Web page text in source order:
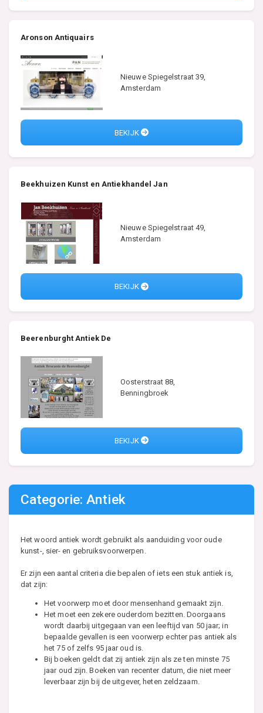
Aronson Antiquairs
Nieuwe Spiegelstraat 39,
Amsterdam
BEKIJK
Beekhuizen Kunst en Antiekhandel Jan
Nieuwe Spiegelstraat 49,
Amsterdam
BEKIJK
Beerenburght Antiek De
Oosterstraat 88,
Benningbroek
BEKIJK
Categorie: Antiek
Het woord antiek wordt gebruikt als aanduiding voor oude
kunst-, sier- en gebruiksvoorwerpen.
Er zijn een aantal criteria die bepalen of iets een stuk antiek is,
dat zijn:
Het voorwerp moet door mensenhand gemaakt zijn.
Het moet een zekere ouderdom bezitten. Doorgaans
wordt daarbij uitgegaan van een leeftijd van 50 jaar; in
bepaalde gevallen is een voorwerp echter pas antiek als
het 75 of zelfs 95 jaar oud is.
Bij boeken geldt dat zij antiek zijn als ze ten minste 75
jaar oud zijn. Boeken van recenter datum, die niet meer
leverbaar zijn bij de uitgever, heten zeldzaam.